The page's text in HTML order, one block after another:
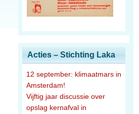
Acties – Stichting Laka
12 september: klimaatmars in
Amsterdam!
Vijftig jaar discussie over
opslag kernafval in